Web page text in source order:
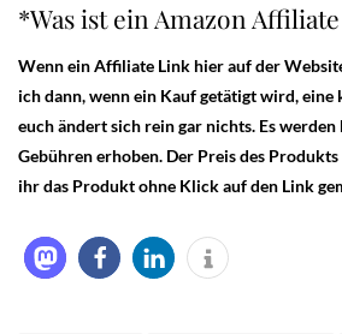
*Was ist ein Amazon
Wenn ein Affiliate Link hier auf der
ich dann, wenn ein Kauf getätigt wird,
euch ändert sich rein gar nichts. Es
Gebühren erhoben. Der Preis des
ihr das Produkt ohne Klick auf den Link